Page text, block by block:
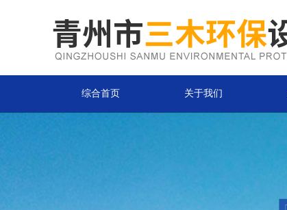
综合首页 关于我们